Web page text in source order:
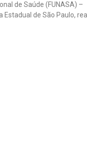
de Saúde (FUNASA) –
Estadual de São Paulo,